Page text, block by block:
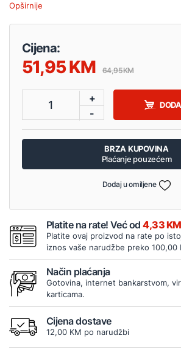
Opširnije
Cijena:
51,95 64,95
1
+
-
BRZA KUPOVINA
Plaćanje pouzećem
Dodaj u omiljene
Platite na rate! Već od4,33 KM
Platite ovaj proizvod na rate po
iznos vaše narudžbe preko 100,00
Način plaćanja
Gotovina, internet bankarstvom,
karticama.
Cijena dostave
12,00 KM po narudžbi